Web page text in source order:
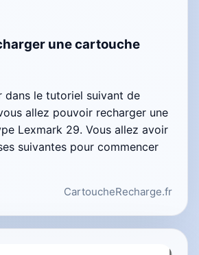
une cartouche
dans le tutoriel suivant de
allez pouvoir recharger une
Lexmark 29. Vous allez avoir
suivantes pour commencer
CartoucheRecharge.fr